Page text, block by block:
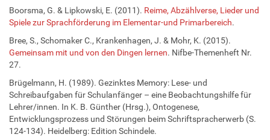
Boorsma, G. & Lipkowski, E. (2011). Reime, Abzählverse, Lieder und
Spiele zur Sprachförderung im Elementar-und Primarbereich.
Bree, S., Schomaker C., Krankenhagen, J. & Mohr, K. (2015).
Gemeinsam mit und von den Dingen lernen. Nifbe-Themenheft Nr.
27.
Brügelmann, H. (1989). Gezinktes Memory: Lese- und
Schreibaufgaben für Schulanfänger – eine Beobachtungshilfe für
Lehrer/innen. In K. B. Günther (Hrsg.), Ontogenese,
Entwicklungsprozess und Störungen beim Schriftspracherwerb (S.
124-134). Heidelberg: Edition Schindele.